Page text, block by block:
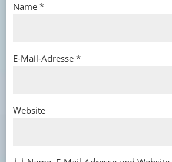
Name *
E-Mail-Adresse *
Website